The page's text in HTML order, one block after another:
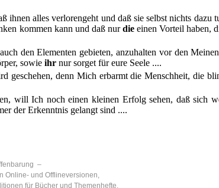
alles verlorengeht und daß sie selbst nichts dazu
kommen kann und daß nurdieeinen Vorteil haben,
den Elementen gebieten, anzuhalten vor den
sowie ihr nur sorget für eure Seele ....
geschehen, denn Mich erbarmt die Menschheit, die
will Ich noch einen kleinen Erfolg sehen, daß sich
der Erkenntnis gelangt sind ....
–
Online- und Offlineversionen,
für Bücher und Themenhefte,